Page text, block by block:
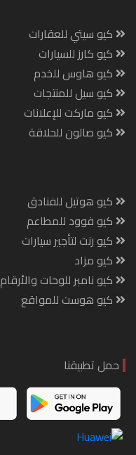
كيو سيتي للعقارات
كيو كارز للسيارات
كيو هاوس للخدم
كيو سيل للمنتجات
كيو ماركت للإعلانات
كيو صالون للحلاقة
كيو هوتيل للفنادق
كيو فوود للمطاعم
كيو رنت لتأجير سيارات
كيو مزاد
كيو نامبر للوحات والأرقام
كيو هوست للمواقع
حمل تطبيقنا